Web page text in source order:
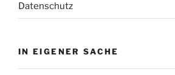
Datenschutz
IN EIGENER SACHE